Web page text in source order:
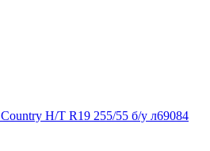
H/T R19 255/55 б/у л69084